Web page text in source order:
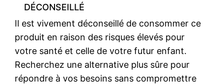
DÉCONSEILLÉ
Il est vivement déconseillé de consommer ce
produit en raison des risques élevés pour
votre santé et celle de votre futur enfant.
Recherchez une alternative plus sûre pour
répondre à vos besoins sans compromettre